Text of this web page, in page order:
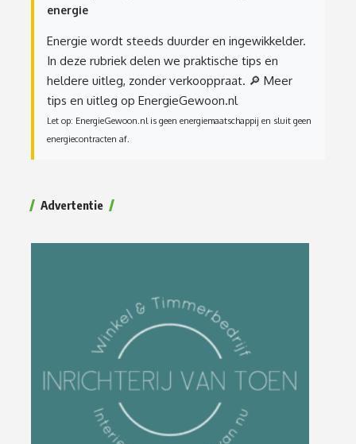
energie
Energie wordt steeds duurder en ingewikkelder.
In deze rubriek delen we praktische tips en
heldere uitleg, zonder verkooppraat. 🔎 Meer
tips en uitleg op EnergieGewoon.nl
Let op: EnergieGewoon.nl is geen energiemaatschappij en sluit geen
energiecontracten af.
Advertentie